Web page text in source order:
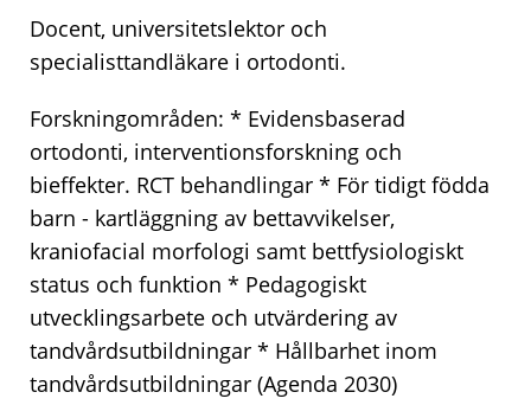
Docent, universitetslektor och
specialisttandläkare i ortodonti.
Forskningområden: * Evidensbaserad
ortodonti, interventionsforskning och
bieffekter. RCT behandlingar * För tidigt födda
barn - kartläggning av bettavvikelser,
kraniofacial morfologi samt bettfysiologiskt
status och funktion * Pedagogiskt
utvecklingsarbete och utvärdering av
tandvårdsutbildningar * Hållbarhet inom
tandvårdsutbildningar (Agenda 2030)